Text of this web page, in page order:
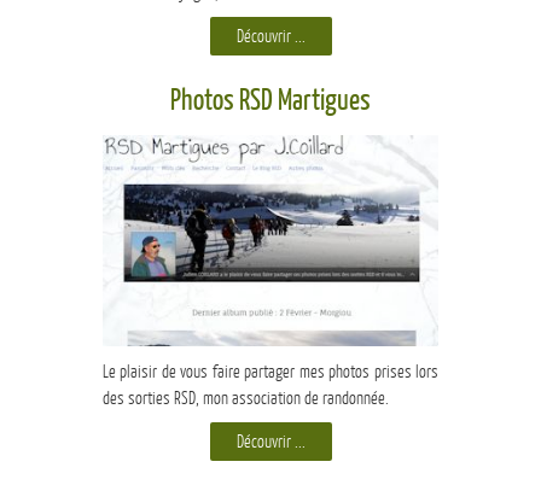
Découvrir ...
Photos RSD Martigues
Le plaisir de vous faire partager mes photos prises lors
des sorties RSD, mon association de randonnée.
Découvrir ...